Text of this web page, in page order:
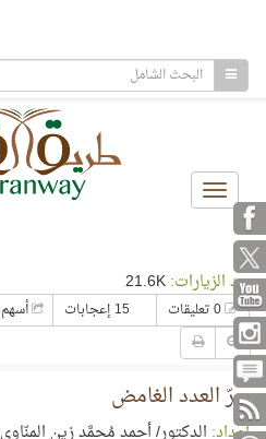
Toggle
navigation
عدد الزيارات:
15 إعجابات أسهم
سرّ العدد الغامض
إعداد: الدكتور/ أحمد مُحمَّد زين المنّاوي